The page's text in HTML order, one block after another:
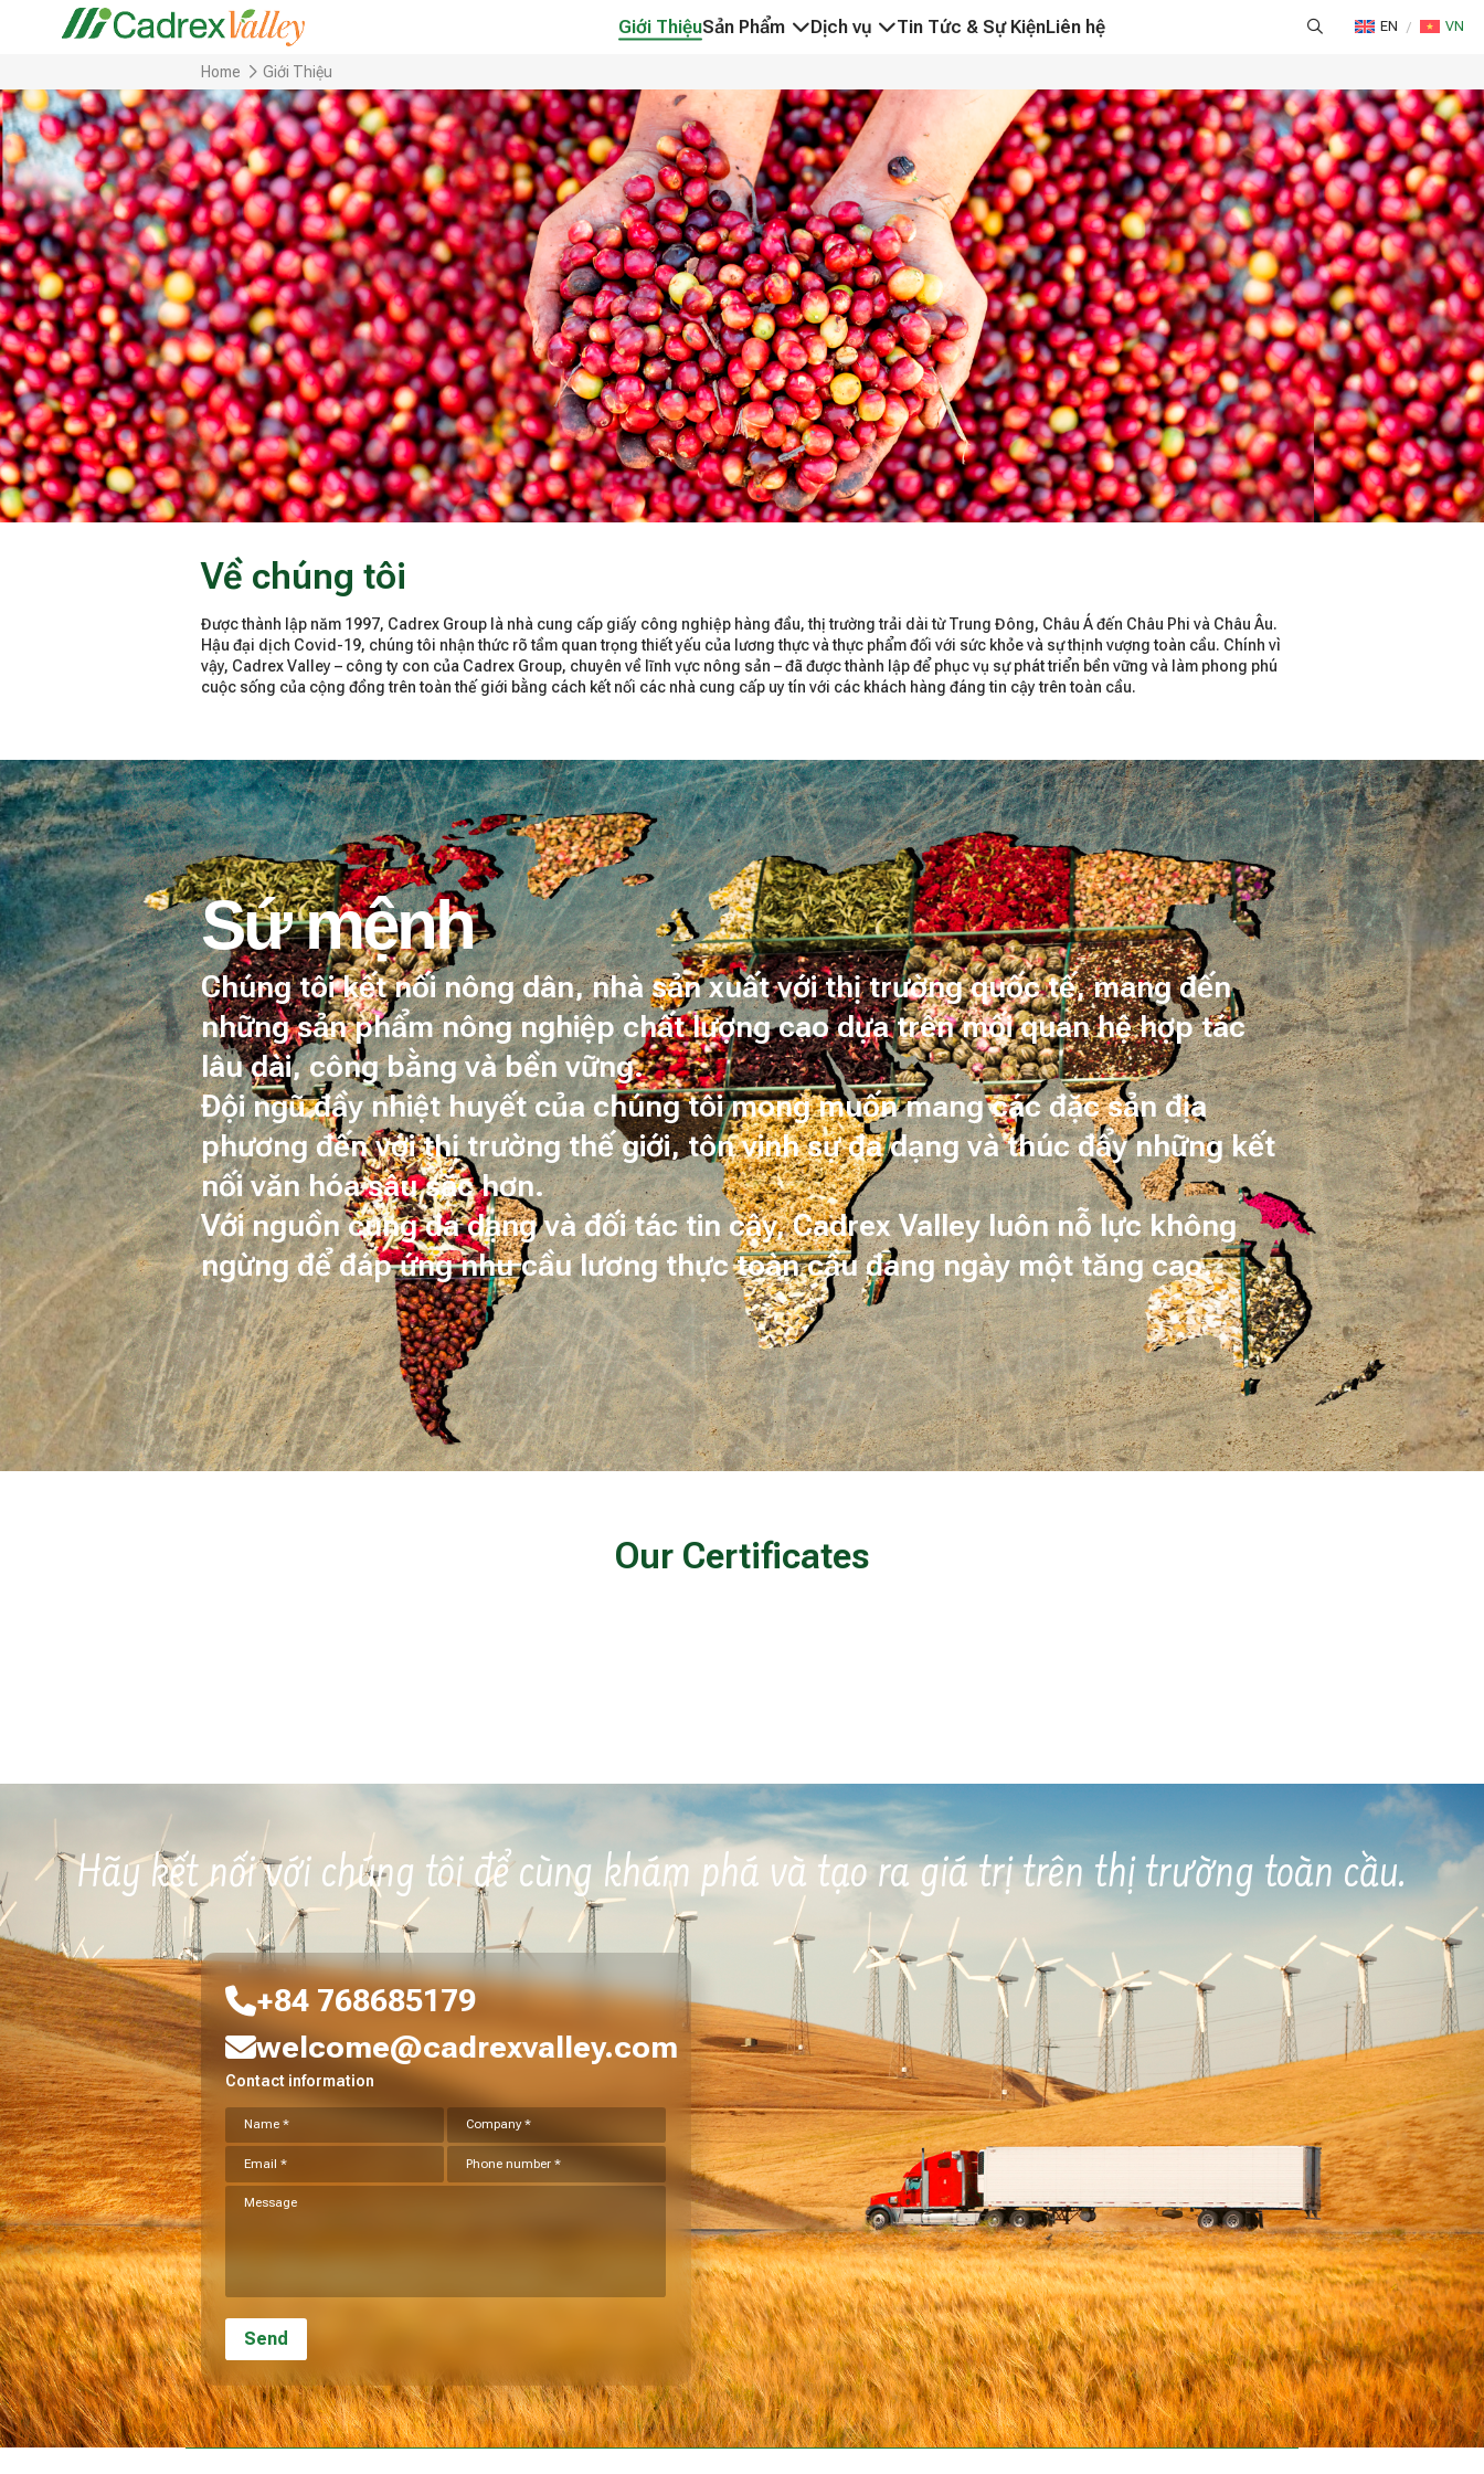
Giới ThiệuSản Phẩm
HẠT ĐIỀU
CÀ PHÊ
DỪA VÀ CÁC SẢN PHẨM TỪ DỪA
TRÁI CÂY & RAU CỦ SẤY THĂNG HOA
TRÁI CÂY VÀ RAU CỦ ĐÔNG LẠNH
GẠO VÀ NGŨ CỐC
THAN VÀ VIÊN NÉN GỖ
OEM & NHÃN HÀNG RIÊNG
Dịch vụ
CUNG CẤP CÁC GIẢI PHÁP LOGISTICS TỐI ƯU
ĐẢM BẢO CHẤT LƯỢNG & CHỨNG NHẬN
PHÁT TRIỂN THỊ TRƯỜNG & TƯ VẤN THƯƠNG MẠI
Tin Tức & Sự KiệnLiên hệ EN VN
Home Giới Thiệu
Về chúng tôi
Được thành lập năm 1997, Cadrex Group là nhà cung cấp giấy công nghiệp hàng đầu, thị trường trải dài từ Trung Đông, Châu Á đến Châu Phi và Châu Âu.
Hậu đại dịch Covid-19, chúng tôi nhận thức rõ tầm quan trọng thiết yếu của lương thực và thực phẩm đối với sức khỏe và sự thịnh vượng toàn cầu. Chính vì
vậy, Cadrex Valley – công ty con của Cadrex Group, chuyên về lĩnh vực nông sản – đã được thành lập để phục vụ sự phát triển bền vững và làm phong phú
cuộc sống của cộng đồng trên toàn thế giới bằng cách kết nối các nhà cung cấp uy tín với các khách hàng đáng tin cậy trên toàn cầu.
Sứ mệnh
Chúng tôi kết nối nông dân, nhà sản xuất với thị trường quốc tế, mang đến
những sản phẩm nông nghiệp chất lượng cao dựa trên mối quan hệ hợp tác
lâu dài, công bằng và bền vững.
Đội ngũ đầy nhiệt huyết của chúng tôi mong muốn mang các đặc sản địa
phương đến với thị trường thế giới, tôn vinh sự đa dạng và thúc đẩy những kết
nối văn hóa sâu sắc hơn.
Với nguồn cung đa dạng và đối tác tin cậy, Cadrex Valley luôn nỗ lực không
ngừng để đáp ứng nhu cầu lương thực toàn cầu đang ngày một tăng cao.
Our Certificates
Hãy kết nối với chúng tôi để cùng khám phá và tạo ra giá trị trên thị trường toàn cầu.
+84 768685179
welcome@cadrexvalley.com
Contact information